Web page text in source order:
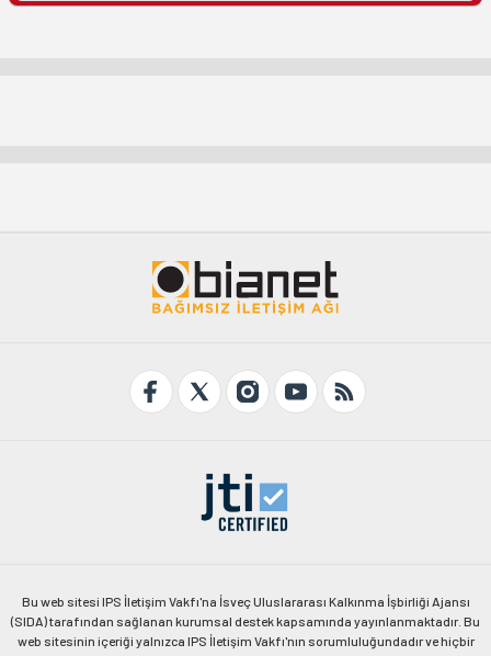
Bu web sitesi IPS İletişim Vakfı'na İsveç Uluslararası Kalkınma İşbirliği Ajansı
(SIDA) tarafından sağlanan kurumsal destek kapsamında yayınlanmaktadır. Bu
web sitesinin içeriği yalnızca IPS İletişim Vakfı'nın sorumluluğundadır ve hiçbir